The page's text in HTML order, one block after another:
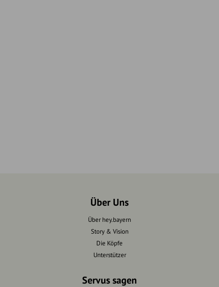
Über Uns
Über hey.bayern
Story & Vision
Die Köpfe
Unterstützer
Servus sagen